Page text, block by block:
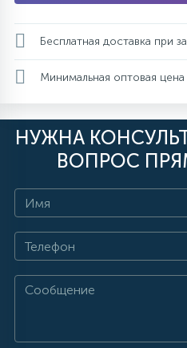
Бесплатная доставка при
Минимальная оптовая
НУЖНА
ВОПРОС